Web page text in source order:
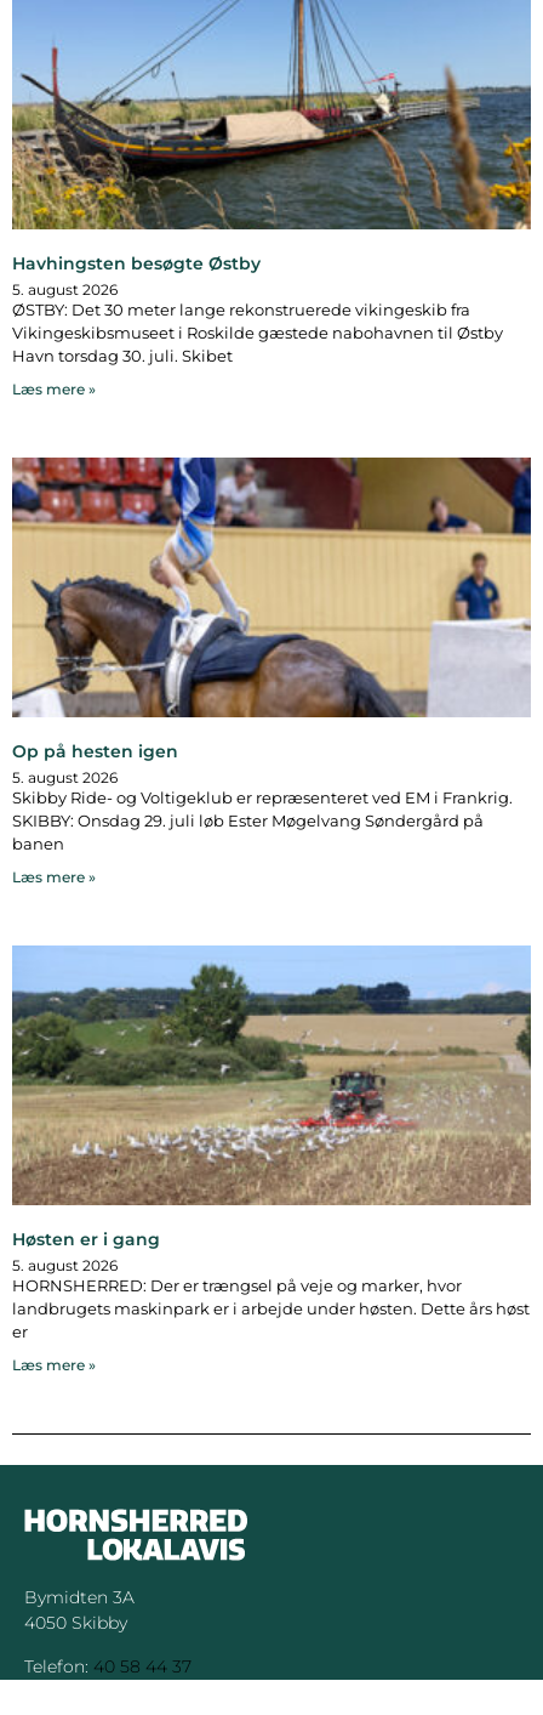
Havhingsten besøgte Østby
5. august 2026
ØSTBY: Det 30 meter lange rekonstruerede vikingeskib fra
Vikingeskibsmuseet i Roskilde gæstede nabohavnen til Østby
Havn torsdag 30. juli. Skibet
Læs mere »
Op på hesten igen
5. august 2026
Skibby Ride- og Voltigeklub er repræsenteret ved EM i Frankrig.
SKIBBY: Onsdag 29. juli løb Ester Møgelvang Søndergård på
banen
Læs mere »
Høsten er i gang
5. august 2026
HORNSHERRED: Der er trængsel på veje og marker, hvor
landbrugets maskinpark er i arbejde under høsten. Dette års høst
er
Læs mere »
Bymidten 3A
4050 Skibby
Telefon: 40 58 44 37